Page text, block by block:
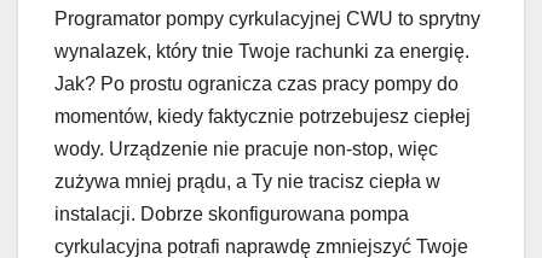
Programator pompy cyrkulacyjnej CWU to sprytny
wynalazek, który tnie Twoje rachunki za energię.
Jak? Po prostu ogranicza czas pracy pompy do
momentów, kiedy faktycznie potrzebujesz ciepłej
wody. Urządzenie nie pracuje non-stop, więc
zużywa mniej prądu, a Ty nie tracisz ciepła w
instalacji. Dobrze skonfigurowana pompa
cyrkulacyjna potrafi naprawdę zmniejszyć Twoje